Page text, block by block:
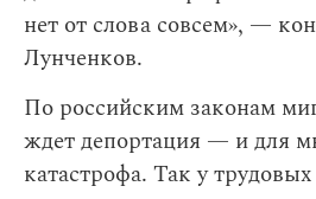
нет от слова совсем», —
Лунченков.
По российским законам
ждет депортация — и для
катастрофа. Так у